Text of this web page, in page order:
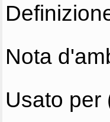
Nota
Usato per